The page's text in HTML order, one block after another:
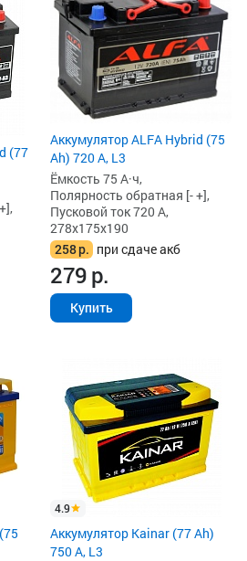
(77
Аккумулятор ALFA Hybrid (75
Ah) 720 А, L3
Ёмкость 75 А·ч,
Полярность обратная [- +],
Пусковой ток 720 А,
278x175x190
258р. при сдаче акб
279р.
Купить
4.9
Аккумулятор Kainar (77 Ah)
750 А, L3